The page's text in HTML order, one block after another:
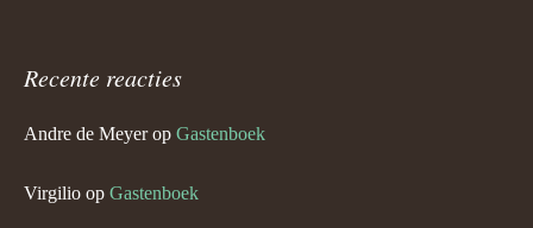
Recente reacties
Andre de Meyerop Gastenboek
Virgilio op Gastenboek